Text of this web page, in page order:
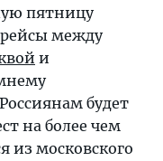
пятницу
между
и
будет
на более чем
из московского